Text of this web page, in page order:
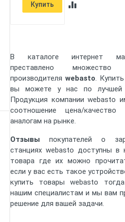
Купить
В каталоге интернет
преставлено
производителя webasto.
вы можете у нас по лучшей
Продукция компании webasto
соотношение цена/
аналогам на рынке.
Отзывы покупателей о
станциях webasto доступны в
товара где их можно
если у вас есть такое
купить товары webasto
нашим специалистам и мы вам
решение для вашей задачи.